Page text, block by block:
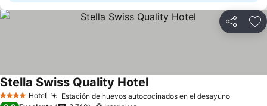
Compartir
4 EstrellasHotel Estación de huevos autococinados en el desayunoVer
Stella Swiss Quality HotelVer precios